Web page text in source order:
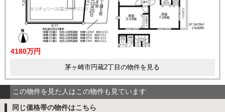
4180万円
茅ヶ崎市円蔵2丁目の物件を見る
この物件を見た人はこの物件も見ています
同じ価格帯の物件はこちら